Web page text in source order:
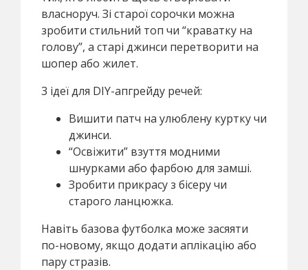
власноруч. Зі старої сорочки можна
зробити стильний топ чи “краватку на
голову”, а старі джинси перетворити на
шопер або жилет.
3 ідеї для DIY-апгрейду речей:
Вишити патч на улюблену куртку чи
джинси.
“Освіжити” взуття модними
шнурками або фарбою для замші.
Зробити прикрасу з бісеру чи
старого ланцюжка.
Навіть базова футболка може засяяти
по-новому, якщо додати аплікацію або
пару стразів.